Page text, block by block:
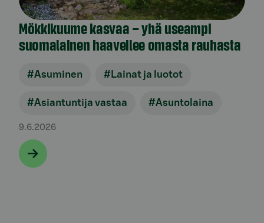
Mökkikuume kasvaa – yhä useampi
suomalainen haaveilee omasta rauhasta
#Asuminen #Lainat ja luotot
#Asiantuntija vastaa #Asuntolaina
9.6.2026